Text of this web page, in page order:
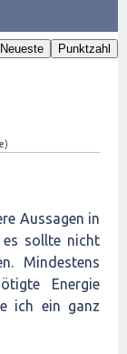
Neueste Punktzahl
Aussagen in
es sollte nicht
Mindestens
Energie
ich ein ganz